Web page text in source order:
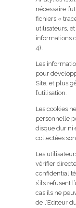
nécessaire
fichiers «
utilisateurs,
informations
4).
Les
pour
Site, et plus
l’utilisation.
Les cookies
personnelle
disque dur ni
collectées
Les
vérifier
s’ils refusent
cas ils ne
de l’Editeur